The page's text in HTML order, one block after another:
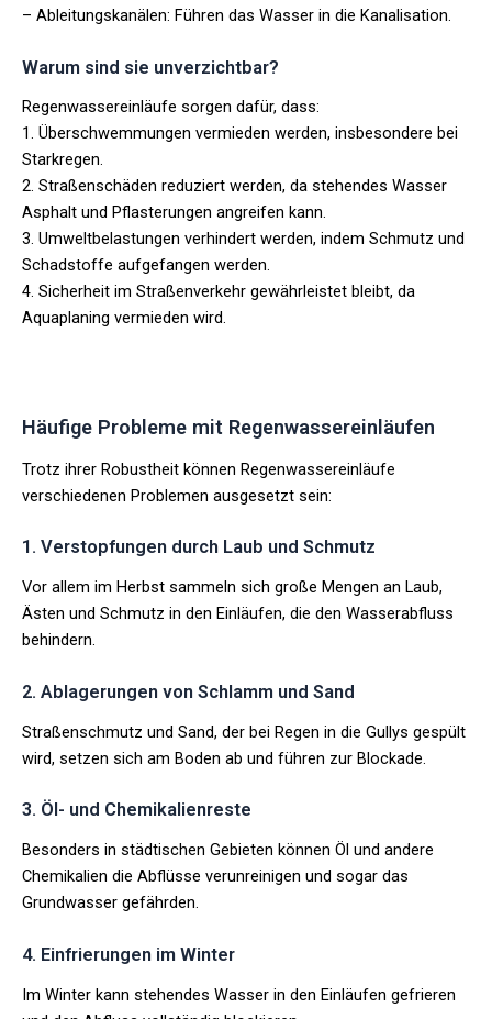
– Ableitungskanälen: Führen das Wasser in die Kanalisation.
Warum sind sie unverzichtbar?
Regenwassereinläufe sorgen dafür, dass:
1. Überschwemmungen vermieden werden, insbesondere bei
Starkregen.
2. Straßenschäden reduziert werden, da stehendes Wasser
Asphalt und Pflasterungen angreifen kann.
3. Umweltbelastungen verhindert werden, indem Schmutz und
Schadstoffe aufgefangen werden.
4. Sicherheit im Straßenverkehr gewährleistet bleibt, da
Aquaplaning vermieden wird.
Häufige Probleme mit Regenwassereinläufen
Trotz ihrer Robustheit können Regenwassereinläufe
verschiedenen Problemen ausgesetzt sein:
1. Verstopfungen durch Laub und Schmutz
Vor allem im Herbst sammeln sich große Mengen an Laub,
Ästen und Schmutz in den Einläufen, die den Wasserabfluss
behindern.
2. Ablagerungen von Schlamm und Sand
Straßenschmutz und Sand, der bei Regen in die Gullys gespült
wird, setzen sich am Boden ab und führen zur Blockade.
3. Öl- und Chemikalienreste
Besonders in städtischen Gebieten können Öl und andere
Chemikalien die Abflüsse verunreinigen und sogar das
Grundwasser gefährden.
4. Einfrierungen im Winter
Im Winter kann stehendes Wasser in den Einläufen gefrieren